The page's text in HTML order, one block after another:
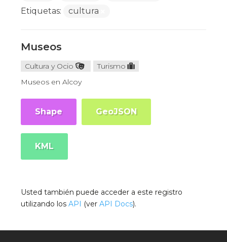
Etiquetas:
cultura
Museos
Cultura y Ocio
Turismo
Museos en Alcoy
Shape GeoJSON
KML
Usted también puede acceder a este registro
utilizando losAPI (verAPI Docs).